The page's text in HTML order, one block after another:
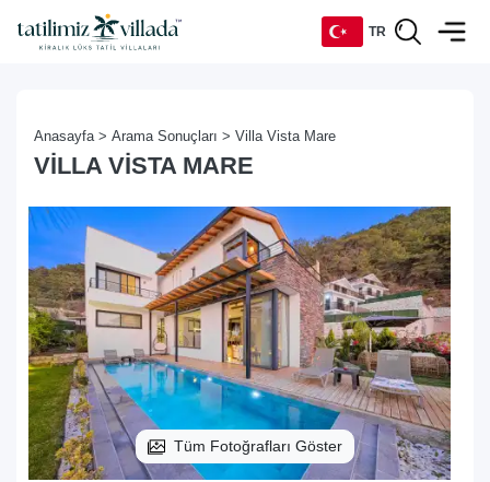
TR
RU
Anasayfa > Arama Sonuçları > Villa Vista Mare
VILLA VISTA MARE
Tüm Fotoğrafları Göster